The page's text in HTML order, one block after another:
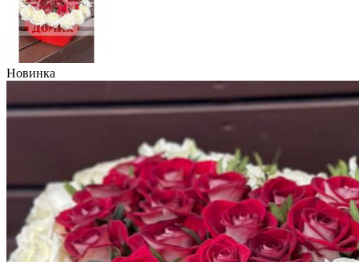
Новинка